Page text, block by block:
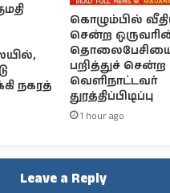
நகரத்
கொழும்பில்
சென்ற
பறித்துச் சென்ற
வெளிநாட்டவர்
துரத்திப்பிடிப்பு
1 hour ago
Leave a Reply